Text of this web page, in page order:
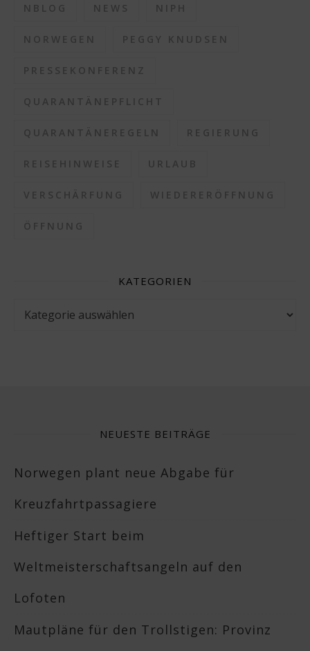
NBLOG NEWS NIPH
NORWEGEN PEGGY KNUDSEN
PRESSEKONFERENZ
QUARANTÄNEPFLICHT
QUARANTÄNEREGELN REGIERUNG
REISEHINWEISE URLAUB
VERSCHÄRFUNG WIEDERERÖFFNUNG
ÖFFNUNG
KATEGORIEN
NEUESTE BEITRÄGE
Norwegen plant neue Abgabe für
Kreuzfahrtpassagiere
Heftiger Start beim
Weltmeisterschaftsangeln auf den
Lofoten
Mautpläne für den Trollstigen: Provinz